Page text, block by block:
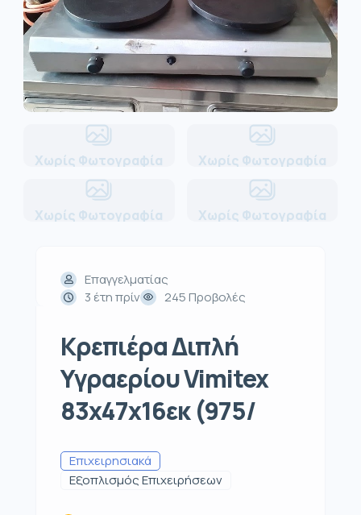
Χωρίς Φωτογραφία Χωρίς Φωτογραφία
Χωρίς Φωτογραφία Χωρίς Φωτογραφία
Επαγγελματίας
3 έτη πρίν
245 Προβολές
Κρεπιέρα Διπλή
Υγραερίου Vimitex
83x47x16εκ (975/
Επιχειρησιακά
Εξοπλισμός Επιχειρήσεων